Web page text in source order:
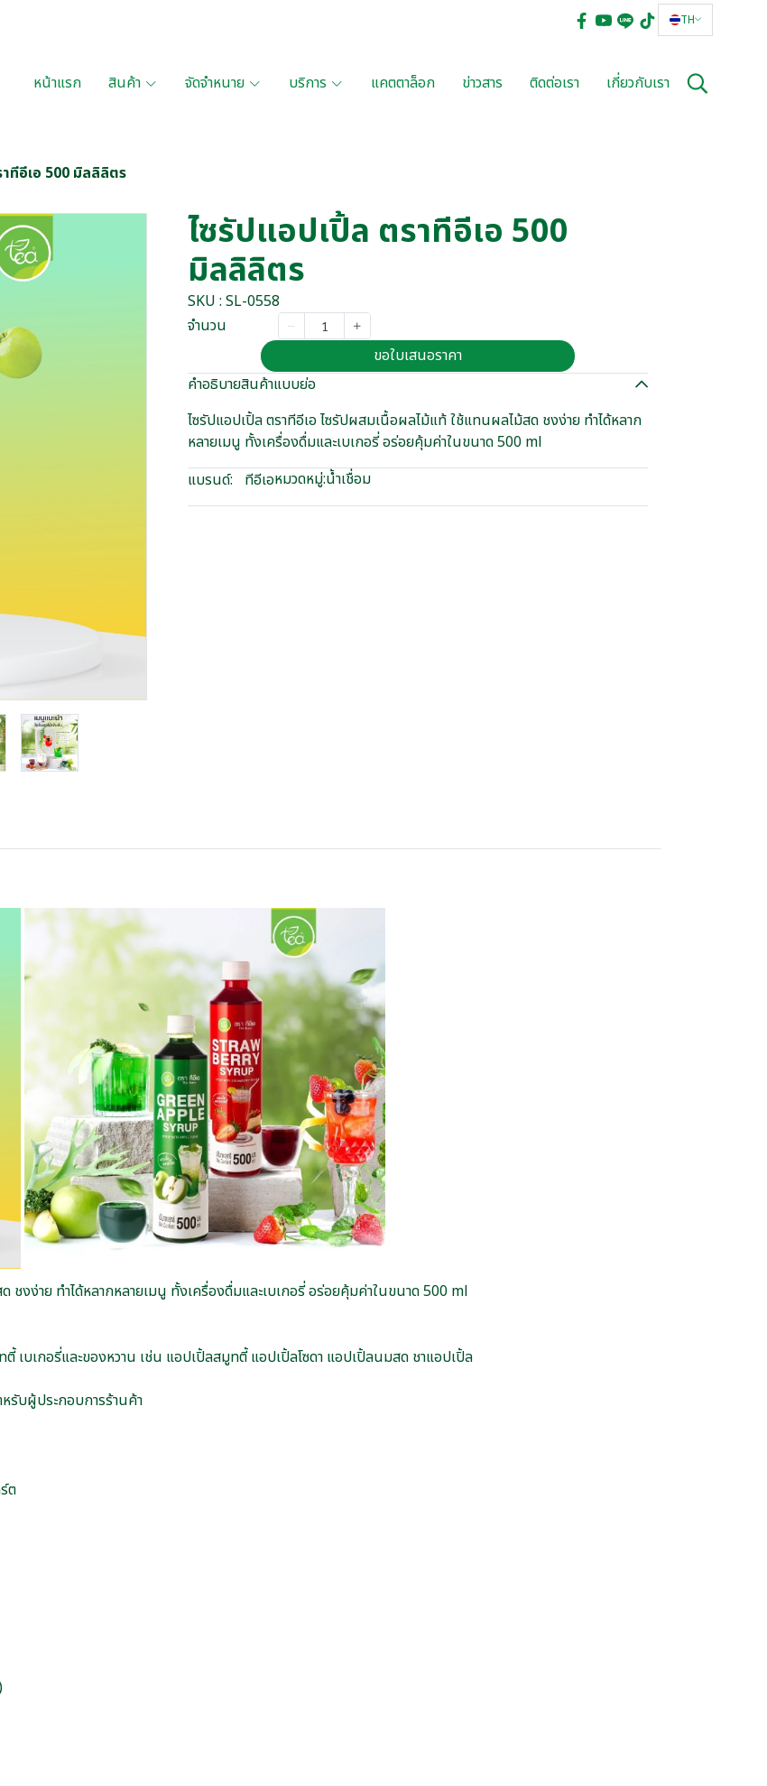
TH
หน้าแรก สินค้า จัดจำหนาย บริการ แคตตาล็อก ข่าวสาร ติดต่อเรา เกี่ยวกับเรา
ทีอีเอ 500 มิลลิลิตร
ไซรัปแอปเปิ้ล ตราทีอีเอ 500
มิลลิลิตร
SKU : SL-0558
จำนวน
ขอใบเสนอราคา
คำอธิบายสินค้าแบบย่อ
ไซรัปแอปเปิ้ล ตราทีอีเอ ไซรัปผสมเนื้อผลไม้แท้ ใช้แทนผลไม้สด ชงง่าย ทำได้หลาก
หลายเมนู ทั้งเครื่องดื่มและเบเกอรี่ อร่อยคุ้มค่าในขนาด 500 ml
แบรนด์:
ทีอีเอหมวดหมู่:น้ำเชื่อม
ชงง่าย ทำได้หลากหลายเมนู ทั้งเครื่องดื่มและเบเกอรี่ อร่อยคุ้มค่าในขนาด 500 ml
เบเกอรี่และของหวาน เช่น แอปเปิ้ลสมูทตี้ แอปเปิ้ลโซดา แอปเปิ้ลนมสด ชาแอปเปิ้ล
รับผู้ประกอบการร้านค้า
ต